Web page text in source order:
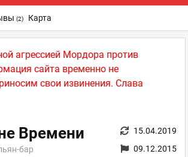
агрессией Мордора против
сайта временно не
свои извинения. Слава
Времени
бар
15.04.2019
09.12.2015
(2) Карта